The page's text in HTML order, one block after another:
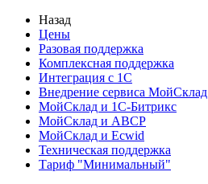
Назад
Цены
Разовая поддержка
Комплексная поддержка
Интеграция с 1С
Внедрение сервиса МойСклад
МойСклад и 1С-Битрикс
МойСклад и ABCP
МойСклад и Ecwid
Техническая поддержка
Тариф "Минимальный"